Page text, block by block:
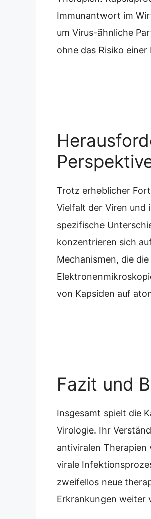
Immunantwort im
um Virus-ähnliche
ohne das Risiko
Trotz erheblicher
Vielfalt der Viren und
spezifische
konzentrieren sich
Mechanismen, die
von Kapsiden auf
Fazit und
Insgesamt spielt die
Virologie. Ihr
antiviralen Therapien
virale
zweifellos neue
Erkrankungen weiter